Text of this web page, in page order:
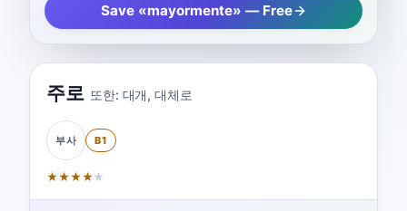
Save «mayormente» — Free
주로 또한: 대개,대체로
부사 B1
★★★★★